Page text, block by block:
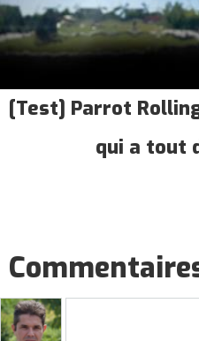
[Test] Parrot
qui a tout